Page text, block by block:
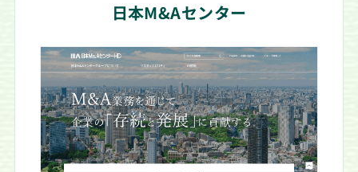
日本M&Aセンター